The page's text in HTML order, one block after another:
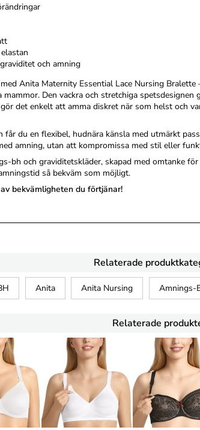
och amning
Anita Maternity Essential Lace Nursing Bralette
Den vackra och stretchiga spetsdesignen
det enkelt att amma diskret när som helst och
du en flexibel, hudnära känsla med utmärkt
amning, utan att kompromissa med stil eller
bh och graviditetskläder, skapad med omtanke för
så bekväm som möjligt.
bekvämligheten du förtjänar!
Relaterade
Anita Anita Nursing Amnings-
Relaterade